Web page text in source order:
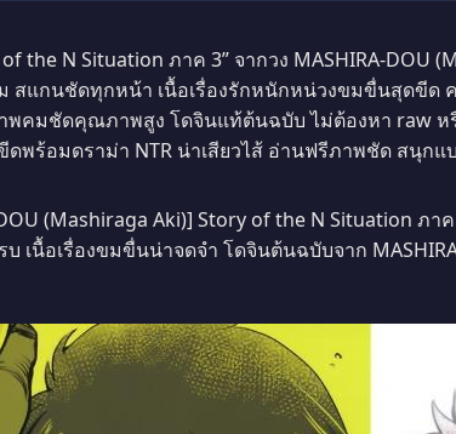
the N Situation ภาค 3” จากวง MASHIRA-DOU
สแกนชัดทุกหน้า เนื้อเรื่องรักหนักหน่วงขมขื่นสุดขีด
คมชัดคุณภาพสูง โดจินแท้ต้นฉบับ ไม่ต้องหา raw ห
ร้อมดราม่า NTR น่าเสียวไส้ อ่านฟรีภาพชัด สนุกแบ
(Mashiraga Aki)] Story of the N Situation
เนื้อเรื่องขมขื่นน่าจดจำ โดจินต้นฉบับจาก